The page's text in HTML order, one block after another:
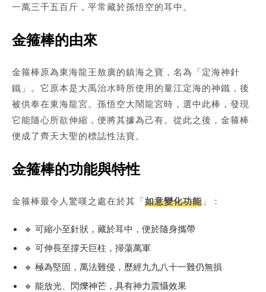
一萬三千五百斤，平常藏於孫悟空的耳中。
金箍棒的由來
金箍棒原為東海龍王敖廣的鎮海之寶，名為「定海神針
鐵」。它原本是大禹治水時所使用的量江定海的神鐵，後
被供奉在東海龍宮。孫悟空大鬧龍宮時，選中此棒，發現
它能隨心所欲伸縮，便將其據為己有。從此之後，金箍棒
便成了齊天大聖的標誌性法寶。
金箍棒的功能與特性
金箍棒最令人驚嘆之處在於其「如意變化功能 」：
🔹 可縮小至針狀，藏於耳中，便於隨身攜帶
🔹 可伸長至撐天巨柱，掃蕩萬軍
🔹 極為堅固，萬法難侵，歷經九九八十一難仍無損
🔹 能放光、閃爍神芒，具有神力震懾效果